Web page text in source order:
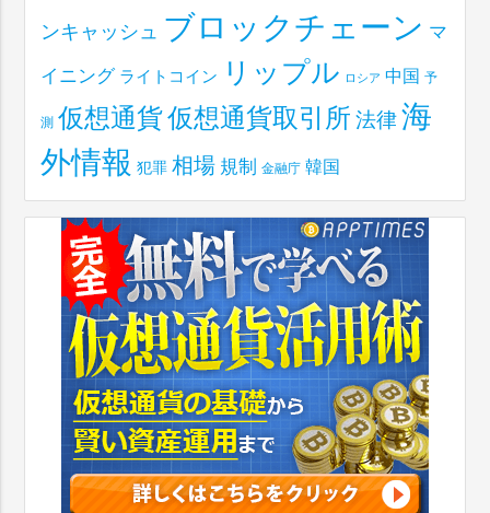
ンキャッシュ ブロックチェーン マ
イニング ライトコイン リップル ロシア 中国 予
測 仮想通貨仮想通貨取引所 法律 海
外情報 犯罪 相場 規制 金融庁 韓国